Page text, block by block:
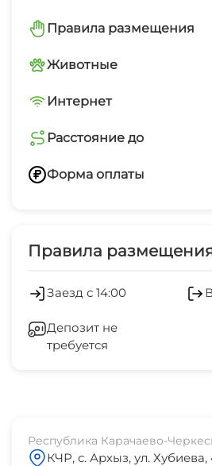
Парковка перед
Правила размещения
Запрещено курить в
Животные
С домашними
Интернет
Бесплатный WiFi
Расстояние до
Расстояние до канадки
Форма оплаты
Наличные
Правила
Заезд с 14:00
Депозит не
требуется
Республика Карачаево-
КЧР, с. Архыз, ул. Хубиева,